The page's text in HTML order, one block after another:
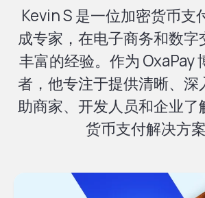
Kevin S 是一位加密货币支
成专家，在电子商务和数字
丰富的经验。作为 OxaPay
者，他专注于提供清晰、深
助商家、开发人员和企业了
货币支付解决方案